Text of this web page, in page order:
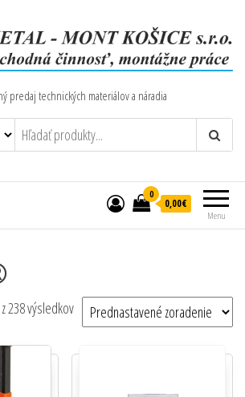
predaj technických materiálov a náradia
Menu
0
0,00€
238 výsledkov